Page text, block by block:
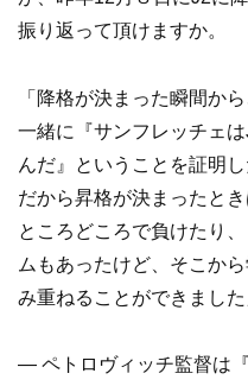
振り返って頂けますか。
「降格が決まった瞬間か
一緒に『サンフレッチェ
んだ』ということを証明
だから昇格が決まったと
ところどころで負けたり
ムもあったけど、そこか
み重ねることができました
― ペトロヴィッチ監督は